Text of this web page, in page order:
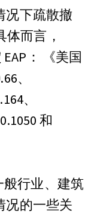
况下疏散撤
体而言，
： 《美国
、
、
和
般行业、建筑
况的一些关